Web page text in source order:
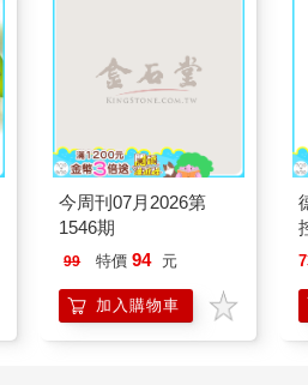
今周刊07月2026第
1546期
99 特價 94 元
加入購物車